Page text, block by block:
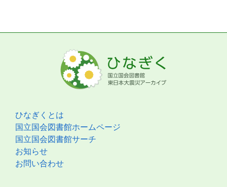
ひなぎくとは
国立国会図書館ホームページ
国立国会図書館サーチ
お知らせ
お問い合わせ